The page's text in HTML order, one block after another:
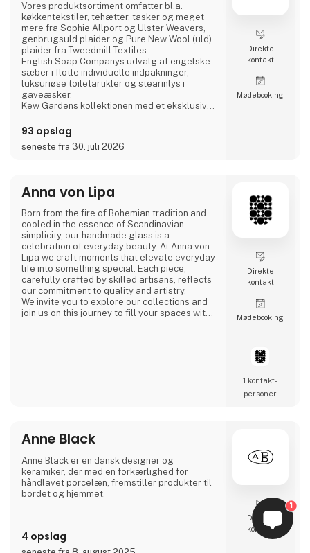
Vores produktsortiment omfatter bl.a.
køkkentekstiler, tehætter, tasker og meget
mere fra Sophie Allport og Ulster Weavers,
genbrugsuld plaider og Pure New Wool (uld)
plaider fra Tweedmill Textiles.
English Soap Companys udvalg af engelske
sæber i flotte individuelle indpakninger,
luksuriøse toiletartikler og stearinlys i
gaveæsker.
Kew Gardens kollektionen med et eksklusivt
håndcremer og håndrensere inspireret af
planternes duft og skønhed i Royal Botanic
Gardens i Kew, London.
måtter til kæledy
93 opslag
seneste fra 30. juli 2026
Direkte
kontakt
Møde­booking
Anna von Lipa
Born from the fire of Bohemian tradition and
cooled in the essence of Scandinavian
simplicity, our handmade glass is a
celebration of everyday beauty. At Anna von
Lipa we craft moments that elevate everyday
life into something special. Each piece,
carefully crafted by skilled artisans, reflects
our commitment to quality and artistry.
We invite you to explore our collections and
join us on this journey to fill your spaces with
Direkte
kontakt
Møde­booking
1 kontakt­
personer
Anne Black
Anne Black er en dansk designer og
keramiker, der med en forkærlighed for
håndlavet porcelæn, fremstiller produkter til
bordet og hjemmet.
4 opslag
Direkte
kontakt
1